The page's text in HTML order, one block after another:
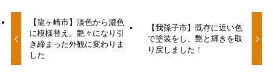
【龍ヶ崎市】淡色から濃色
に模様替え。艶々になり引
き締まった外観に変わりま
した
【我孫子市】既存に近い色
で塗装をし、艶と輝きを取
り戻しました！